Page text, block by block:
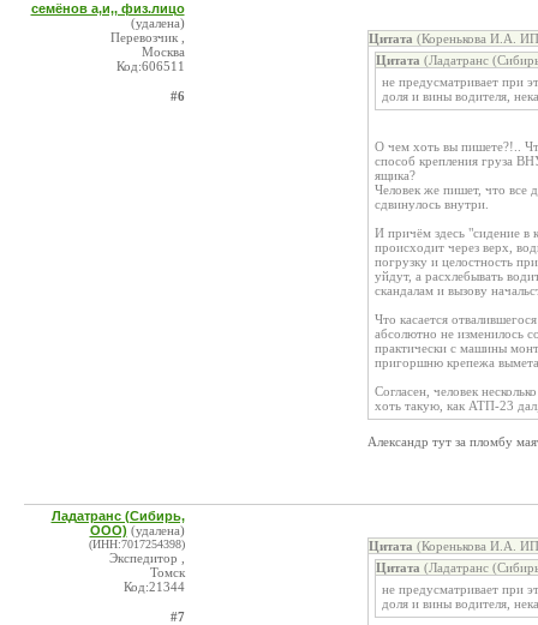
семёнов а,и,, физ.лицо
(удалена)
Перевозчик ,
Москва
Код:606511
#6
Цитата (Коренькова И.А.
Цитата (Ладатранс
не предусматривает при
доля и вины водителя,
О чем хоть вы пишете?!..
способ крепления груза
ящика?
Человек же пишет, что все
сдвинулось внутри.
И причём здесь "сидение в
происходит через верх,
погрузку и целостность
уйдут, а расхлебывать
скандалам и вызову
Что касается
абсолютно не изменилось
практически с машины
пригоршню крепежа
Согласен, человек
хоть такую, как АТП-23
Александр тут за пломбу
Ладатранс (Сибирь,
ООО) (удалена)
(ИНН:7017254398)
Экспедитор ,
Томск
Код:21344
#7
Цитата (Коренькова И.А.
Цитата (Ладатранс
не предусматривает при
доля и вины водителя,